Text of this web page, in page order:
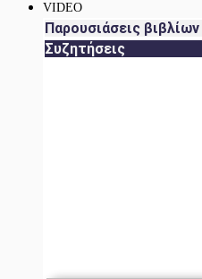
VIDEO
Παρουσιάσεις βιβλίων
Συζητήσεις